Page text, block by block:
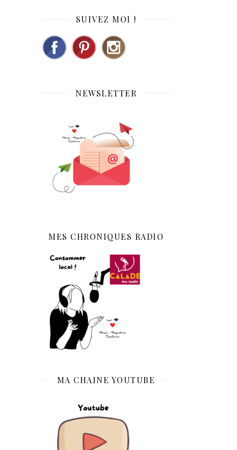
SUIVEZ MOI !
NEWSLETTER
MES CHRONIQUES RADIO
MA CHAINE YOUTUBE